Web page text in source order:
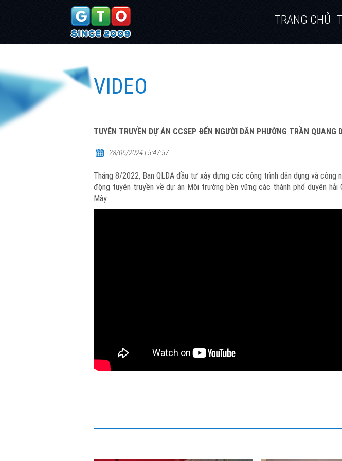
TRANG CHỦ
VIDEO
TUYÊN TRUYỀN DỰ ÁN CCSEP ĐẾN NGƯỜI DÂN PHƯỜNG TRẦN QUANG
28/06/2024 | 5:47:57
Tháng 8/2022, Ban QLDA đầu tư xây dựng các công trình dân dụng và
động tuyên truyền về dự án Môi trường bền vững các thành phố duyên hải
Mây.